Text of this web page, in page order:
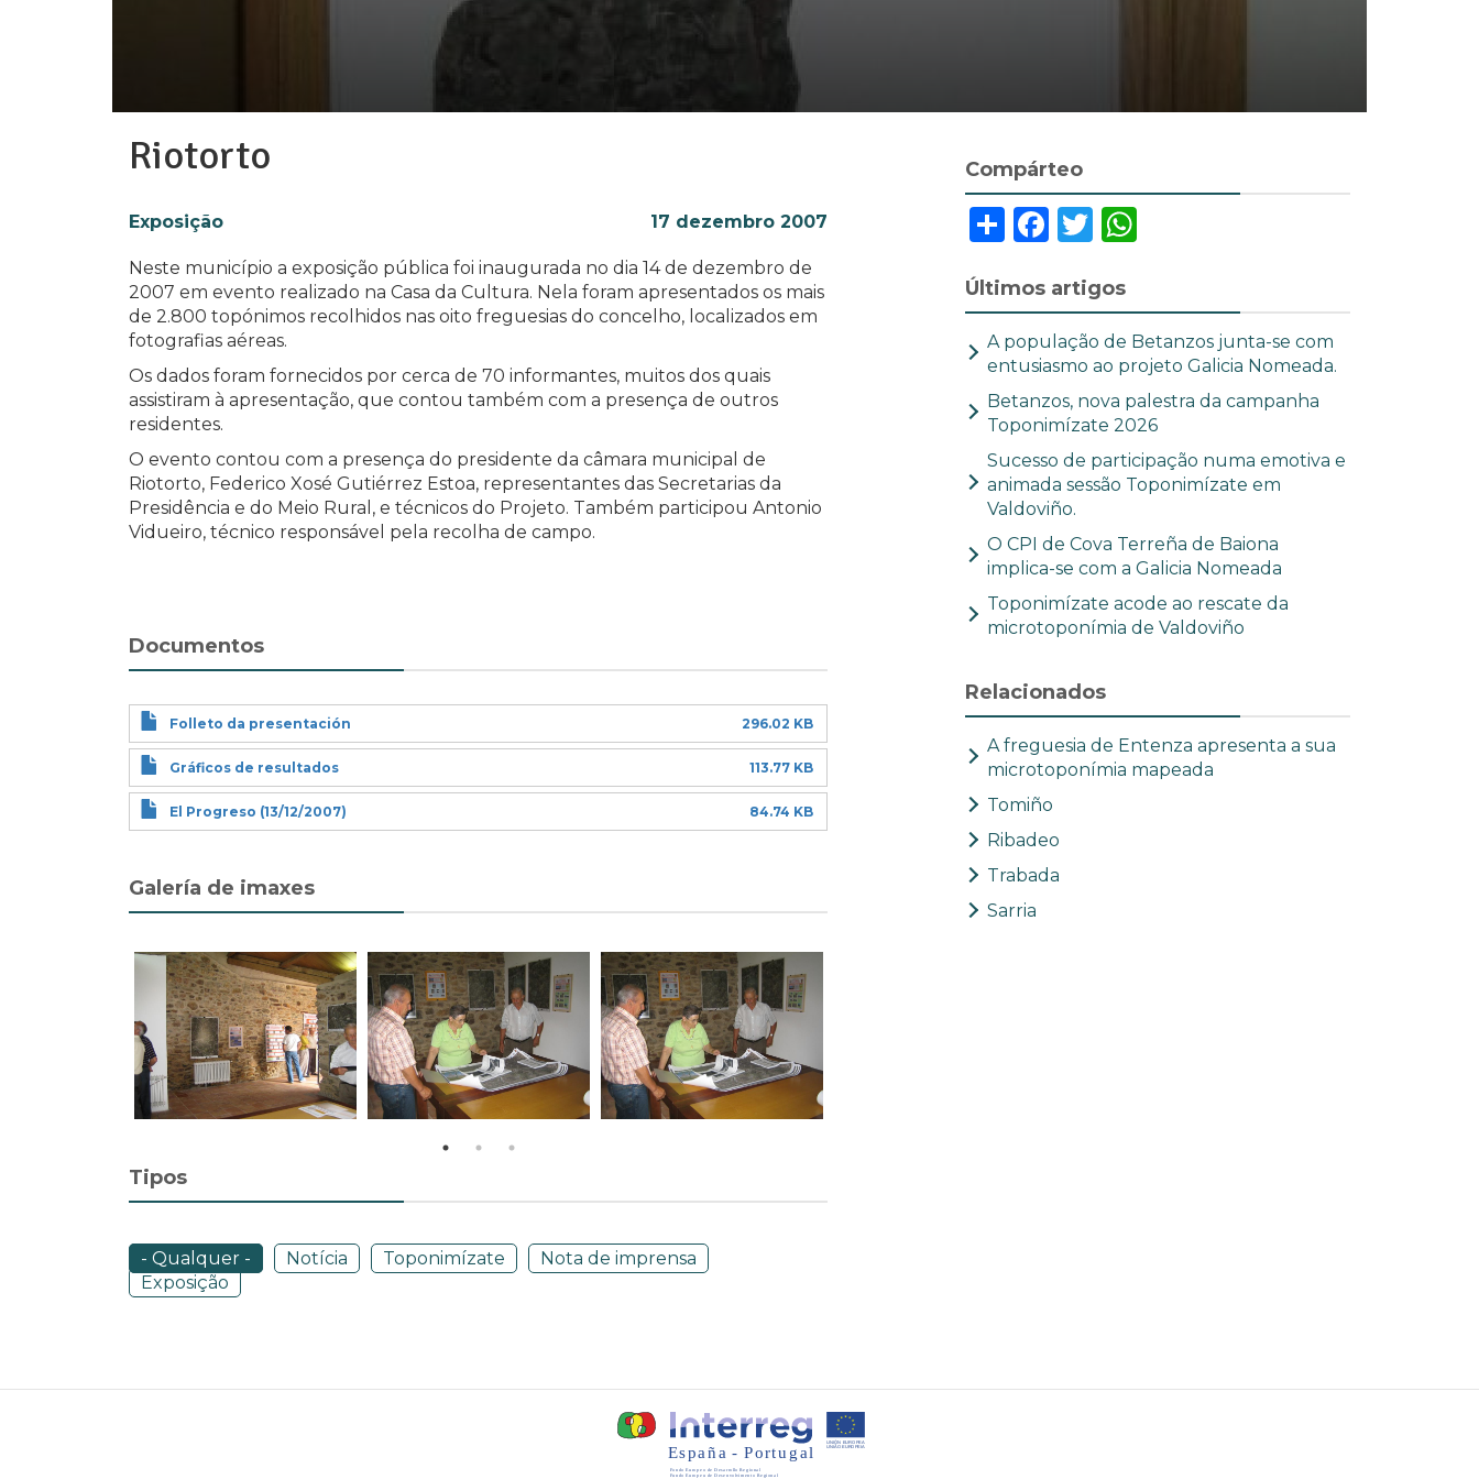
Riotorto
17 dezembro 2007
Exposição
Neste município a exposição pública foi inaugurada no dia 14 de dezembro de
2007 em evento realizado na Casa da Cultura. Nela foram apresentados os mais
de 2.800 topónimos recolhidos nas oito freguesias do concelho, localizados em
fotografias aéreas.
Os dados foram fornecidos por cerca de 70 informantes, muitos dos quais
assistiram à apresentação, que contou também com a presença de outros
residentes.
O evento contou com a presença do presidente da câmara municipal de
Riotorto, Federico Xosé Gutiérrez Estoa, representantes das Secretarias da
Presidência e do Meio Rural, e técnicos do Projeto. Também participou Antonio
Vidueiro, técnico responsável pela recolha de campo.
Documentos
Folleto da presentación 296.02 KB
Gráficos de resultados 113.77 KB
El Progreso (13/12/2007) 84.74 KB
Galería de imaxes
Tipos
- Qualquer - Notícia Toponimízate
Nota de imprensa
Exposição
Compárteo
Últimos artigos
A população de Betanzos junta-se com
entusiasmo ao projeto Galicia Nomeada.
Betanzos, nova palestra da campanha
Toponimízate 2026
Sucesso de participação numa emotiva e
animada sessão Toponimízate em
Valdoviño.
O CPI de Cova Terreña de Baiona
implica-se com a Galicia Nomeada
Toponimízate acode ao rescate da
microtoponímia de Valdoviño
Relacionados
A freguesia de Entenza apresenta a sua
microtoponímia mapeada
Tomiño
Ribadeo
Trabada
Sarria